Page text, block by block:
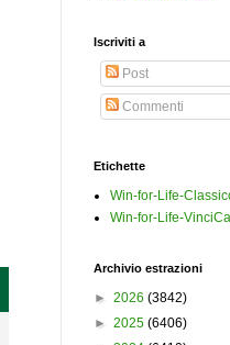
Iscriviti a
Post
Commenti
Etichette
Win-for-Life-
Win-for-Life-
Archivio estrazioni
► 2026 (3842)
► 2025 (6406)